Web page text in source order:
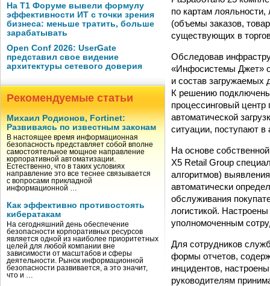
На Т1 Форуме вывели формулу
эффективности ИТ с точки зрения
бизнеса: меньше тратить, больше
зарабатывать
Open Conf 2026: UserGate
представил свое видение
архитектуры сетевого доверия
Рекомендуемые статьи
Михаил Родионов, Fortinet:
Развиваясь по известным законам
В настоящее время информационная
безопасность представляет собой вполне
самостоятельное мощное направление
корпоративной автоматизации.
Естественно, что в таких условиях
направление это все теснее связывается
с вопросами прикладной
информационной …
Как эффективно противостоять
кибератакам
На сегодняшний день обеспечение
безопасности корпоративных ресурсов
является одной из наиболее приоритетных
целей для любой компании вне
зависимости от масштабов и сферы
деятельности. Рынок информационной
безопасности развивается, а это значит,
что и …
по картам лояльности,
(объемы заказов,
существующих в
Обследовав
«Инфосистемы Джет»
и состав загружаемых
К решению
процессинговый
автоматической
ситуации, поступают в
На основе
X5 Retail Group
алгоритмов)
автоматически
обслуживания
логистикой.
уполномоченным
Для сотрудников
формы отчетов,
инцидентов,
руководителям